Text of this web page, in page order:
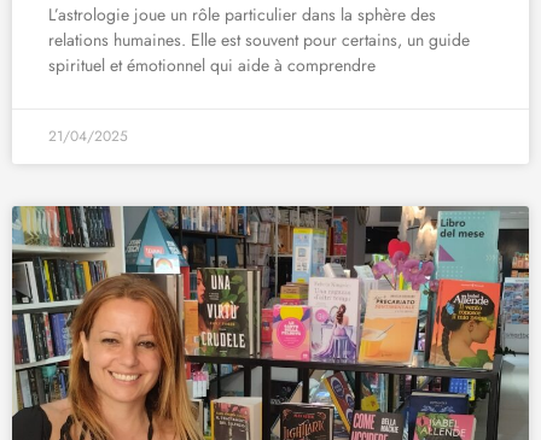
L’astrologie joue un rôle particulier dans la sphère des
relations humaines. Elle est souvent pour certains, un guide
spirituel et émotionnel qui aide à comprendre
21/04/2025